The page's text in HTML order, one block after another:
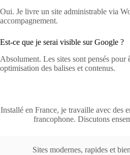
Oui. Je livre un site administrable via
accompagnement.
Est-ce que je serai visible sur Google ?
Absolument. Les sites sont pensés pour
optimisation des balises et contenus.
Installé en France, je travaille avec des
francophone. Discutons
Sites modernes, rapides et